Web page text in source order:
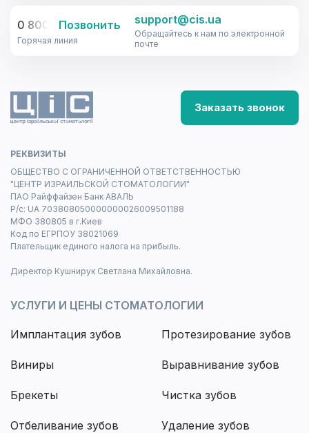
0 800 33-08-12
Позвонить
Горячая линия
support@cis.ua
Обращайтесь к нам по электронной
почте
Заказать звонок
РЕКВИЗИТЫ
ОБЩЕСТВО С ОГРАНИЧЕННОЙ ОТВЕТСТВЕННОСТЬЮ
"ЦЕНТР ИЗРАИЛЬСКОЙ СТОМАТОЛОГИИ"
ПАО Райффайзен Банк АВАЛЬ
Р/с: UA 703808050000000026009501188
МФО 380805 в г.Киев
Код по ЕГРПОУ 38021069
Плательщик единого налога на прибыль.
Директор Кушнирук Светлана Михайловна.
УСЛУГИ И ЦЕНЫ СТОМАТОЛОГИИ
Имплантация зубов Протезирование зубов
Виниры Выравнивание зубов
Брекеты Чистка зубов
Отбеливание зубов Удаление зубов